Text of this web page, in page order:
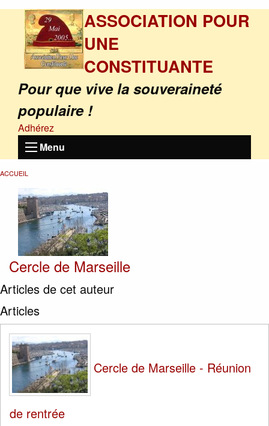
ASSOCIATION POUR
UNE
CONSTITUANTE
Pour que vive la souveraineté
populaire !
Adhérez
Menu
ACCUEIL
Cercle de Marseille
Articles de cet auteur
Articles
Cercle de Marseille - Réunion
de rentrée